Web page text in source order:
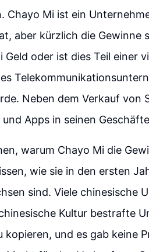
Chayo Mi ist ein
aber kürzlich die Gewinne
Geld oder ist dies Teil einer
Neben dem Verkauf von
Apps in seinen
warum Chayo Mi die
wie sie in den ersten
sind. Viele chinesische
Kultur bestrafte
kopieren, und es gab keine